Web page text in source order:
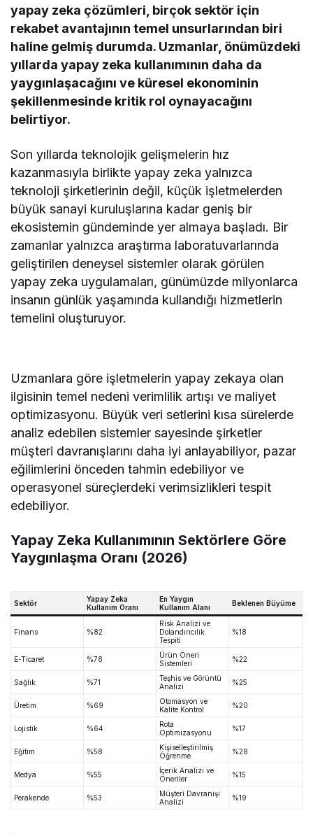
yapay zeka çözümleri, birçok sektör için
rekabet avantajının temel unsurlarından biri
haline gelmiş durumda. Uzmanlar, önümüzdeki
yıllarda yapay zeka kullanımının daha da
yaygınlaşacağını ve küresel ekonominin
şekillenmesinde kritik rol oynayacağını
belirtiyor.
Son yıllarda teknolojik gelişmelerin hız
kazanmasıyla birlikte yapay zeka yalnızca
teknoloji şirketlerinin değil, küçük işletmelerden
büyük sanayi kuruluşlarına kadar geniş bir
ekosistemin gündeminde yer almaya başladı. Bir
zamanlar yalnızca araştırma laboratuvarlarında
geliştirilen deneysel sistemler olarak görülen
yapay zeka uygulamaları, günümüzde milyonlarca
insanın günlük yaşamında kullandığı hizmetlerin
temelini oluşturuyor.
Uzmanlara göre işletmelerin yapay zekaya olan
ilgisinin temel nedeni verimlilik artışı ve maliyet
optimizasyonu. Büyük veri setlerini kısa sürelerde
analiz edebilen sistemler sayesinde şirketler
müşteri davranışlarını daha iyi anlayabiliyor, pazar
eğilimlerini önceden tahmin edebiliyor ve
operasyonel süreçlerdeki verimsizlikleri tespit
edebiliyor.
Yapay Zeka Kullanımının Sektörlere Göre
Yaygınlaşma Oranı (2026)
Sektör
Yapay Zeka
Kullanım Oranı
En Yaygın
Kullanım Alanı
Beklenen Büyüme
Finans %82
Risk Analizi ve
Dolandırıcılık
Tespiti
%18
E-Ticaret %78
Ürün Öneri
Sistemleri
%22
Sağlık %71
Teşhis ve Görüntü
Analizi
%25
Üretim %69
Otomasyon ve
Kalite Kontrol
%20
Lojistik %64
Rota
Optimizasyonu
%17
Eğitim %58
Kişiselleştirilmiş
Öğrenme
%28
Medya %55
İçerik Analizi ve
Öneriler
%15
Perakende %53
Müşteri Davranışı
Analizi
%19